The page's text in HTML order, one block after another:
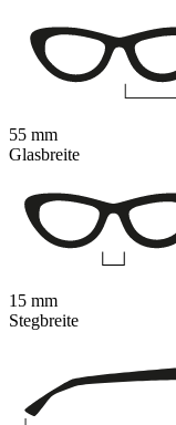
55 mm
Glasbreite
15 mm
Stegbreite